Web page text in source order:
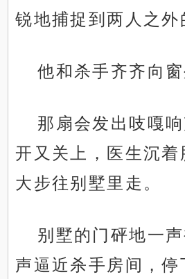
锐地捕捉到两人之外
他和杀手齐齐向窗
那扇会发出吱嘎
开又关上，医生沉
大步往别墅里走。
别墅的门砰地一
声逼近杀手房间，停